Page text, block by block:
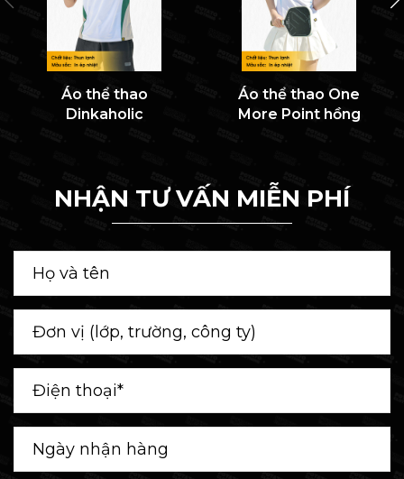
Áo thể thao
Dinkaholic
Áo thể thao One
More Point hồng
NHẬN TƯ VẤN MIỄN PHÍ